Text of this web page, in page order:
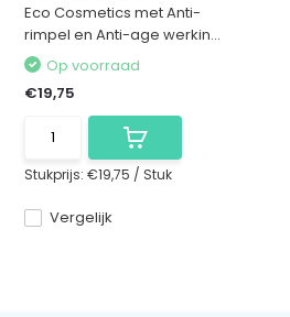
Eco Cosmetics met Anti-
rimpel en Anti-age werkin...
Vergelijk
Op voorraad
€19,75
Stukprijs:€19,75 / Stuk